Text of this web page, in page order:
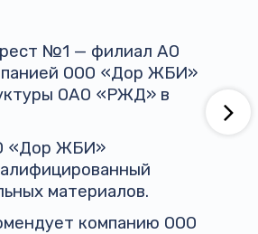
№1 — филиал АО
ООО «Дор ЖБИ»
ОАО «РЖД» в
«Дор ЖБИ»
материалов.
компанию ООО